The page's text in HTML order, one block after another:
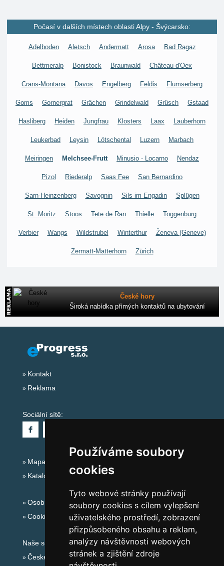
Používáme soubory
cookies
Tyto webové stránky používají
soubory cookies s cílem vylepšení
uživatelského prostředí, zobrazení
přizpůsobeného obsahu a reklam,
analýzy návštěvnosti webových
stránek a zjištění zdroje
Počasí v dalších místech oblasti Alpy - Švýcarsko:
Adelboden Aletsch Andermatt Arosa Bad Ragaz
Bettmeralp Bonistock Braunwald Château-d'Oex
Crans-Montana Davos Engelberg Feldis Flumserberg
Goms Gornergrat Grächen Grindelwald Grüsch Gstaad
Hasliberg Heiden Jungfrau Klosters Laax Lauberhorn
Leukerbad Leysin Lötschental Luzern Marbach
Meiringen Melchsee-Frutt Minusio - Locarno Nendaz
Pizol Riederalp Saas Fee San Bernardino
Sarn-Heinzenberg Savognin Sils im Engadin Splügen
St. Moritz Stoos Tete de Ran Thielle Toggenburg
Verbier Wangs Wildstrubel Winterthur Ženeva (Geneve)
Zermatt-Matterhorn Zürich
České hory
Široká nabídka přímých kontaktů na ubytování
Kontakt
Reklama
Sociální sítě:
Mapa serveru Alpy - Švýcarsko
Katalog ubytování
Osobní údaje
Cookies
Naše servery:
České hory